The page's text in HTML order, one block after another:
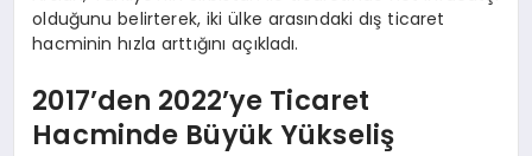
olduğunu belirterek, iki ülke arasındaki dış ticaret
hacminin hızla arttığını açıkladı.
2017’den 2022’ye Ticaret
Hacminde Büyük Yükseliş